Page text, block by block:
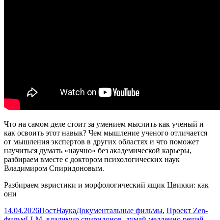
Что на самом деле стоит за умением мыслить как ученый и
как освоить этот навык? Чем мышление ученого отличается
от мышления экспертов в других областях и что поможет
научиться думать «научно» без академической карьеры,
разбираем вместе с доктором психологических наук
Владимиром Спиридоновым.
Разбираем эвристики и морфологический ящик Цвикки: как
они
Опубликовано
14.04.2026Автор
ПостНаукаРубрики
Документальные фильмы, Проект Zen-